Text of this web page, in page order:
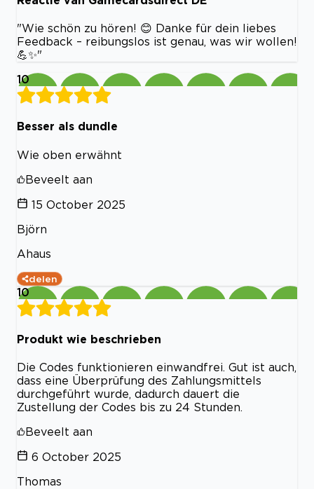
"Wie schön zu hören! 😊 Danke für dein liebes
Feedback – reibungslos ist genau, was wir wollen!
💪✨"
10
Besser als dundle
Wie oben erwähnt
Beveelt aan
15 October 2025
Björn
Ahaus
delen
10
Produkt wie beschrieben
Die Codes funktionieren einwandfrei. Gut ist auch,
dass eine Überprüfung des Zahlungsmittels
durchgeführt wurde, dadurch dauert die
Zustellung der Codes bis zu 24 Stunden.
Beveelt aan
6 October 2025
Thomas